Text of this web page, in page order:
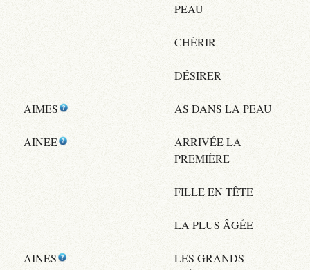
PEAU
CHÉRIR
DÉSIRER
AIMES AS DANS LA PEAU
AINEE
ARRIVÉE LA
PREMIÈRE
FILLE EN TÊTE
LA PLUS ÂGÉE
AINES
LES GRANDS